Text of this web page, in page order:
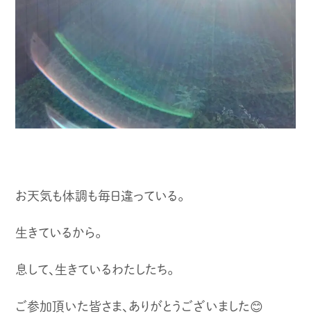
お天気も体調も毎日違っている。
生きているから。
息して、生きているわたしたち。
ご参加頂いた皆さま、ありがとうございました😊